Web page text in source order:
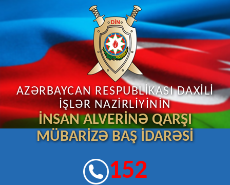
AZƏRBAYCAN RESPUBLİKASI DAXİLİ
İŞLƏR NAZİRLİYİNİN
İNSAN ALVERİNƏ QARŞI
MÜBARİZƏ BAŞ İDARƏSİ
152